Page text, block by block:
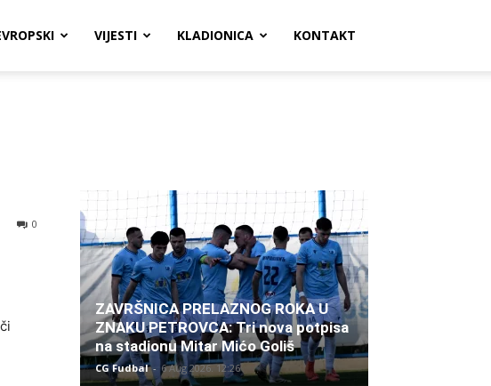
VIJESTI KLADIONICA KONTAKT
0
ZAVRŠNICA PRELAZNOG ROKA U
ZNAKU PETROVCA: Tri nova potpisa
na stadionu Mitar Mićo Goliš
CG Fudbal - 6 Aug 2026. 12:26